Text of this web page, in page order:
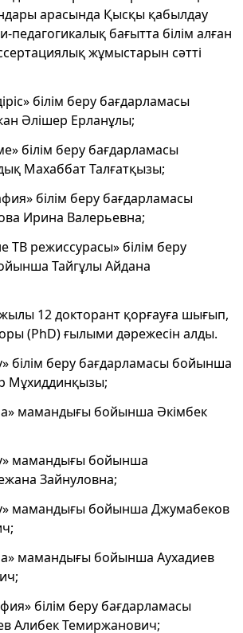
арасында Қысқы қабылдау
бағытта білім алған
жұмыстарын сәтті
білім беру бағдарламасы
Әлішер Ерланұлы;
білім беру бағдарламасы
Махаббат Талғатқызы;
білім беру бағдарламасы
Ирина Валерьевна;
режиссурасы» білім беру
Тайгұлы Айдана
12 докторант қорғауға шығып,
(PhD) ғылыми дәрежесін алды.
беру бағдарламасы бойынша
Мұхиддинқызы;
мамандығы бойынша Әкімбек
бойынша
Зайнуловна;
бойынша Джумабеков
мамандығы бойынша Аухадиев
білім беру бағдарламасы
Алибек Темиржанович;